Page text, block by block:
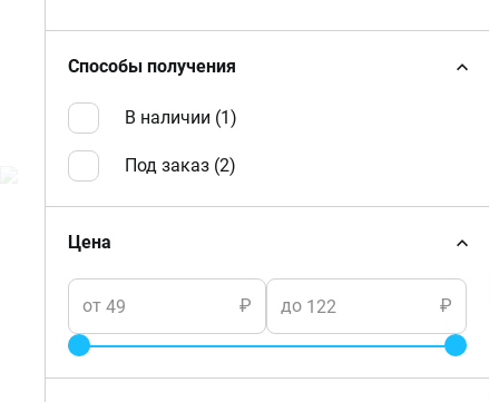
Способы получения
В наличии (1)
Под заказ (2)
Цена
от ₽ до ₽